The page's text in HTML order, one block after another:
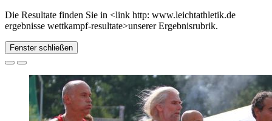
Die Resultate finden Sie in <link http: www.leichtathletik.de
ergebnisse wettkampf-resultate>unserer Ergebnisrubrik.
Fenster schließen